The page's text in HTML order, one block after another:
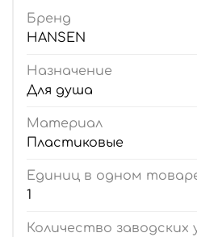
Бренд
HANSEN
Назначение
Для душа
Материал
Пластиковые
Единиц в одном
1
Количество заводских